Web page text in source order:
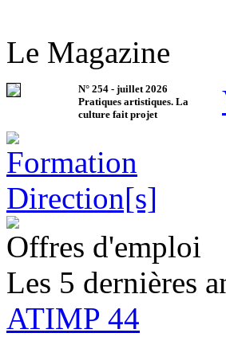
Le Magazine
N° 254 - juillet 2026
Pratiques artistiques. La
culture fait projet
Offres d'emploi
Les 5 dernières
ATIMP 44